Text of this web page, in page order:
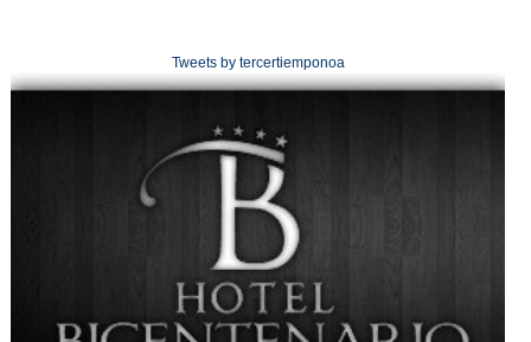
Tweets by tercertiemponoa